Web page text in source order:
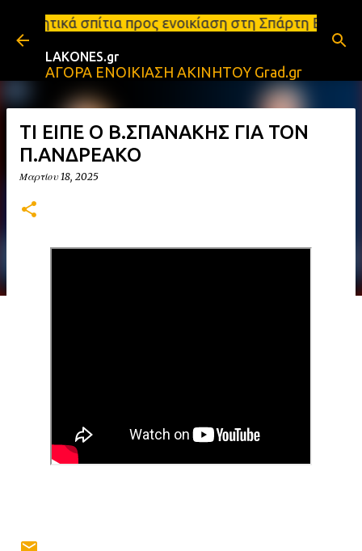
Μετάβαση στο κύριο περιεχόμενο
προς ενοικίαση στη Σπάρτη Ενοικιάσεις
LAKONES.gr
ΑΓΟΡΑ ΕΝΟΙΚΙΑΣΗ ΑΚΙΝΗΤΟΥ Grad.gr
ΤΙ ΕΙΠΕ Ο Β.ΣΠΑΝΑΚΗΣ ΓΙΑ ΤΟΝ
Π.ΑΝΔΡΕΑΚΟ
Μαρτίου 18, 2025